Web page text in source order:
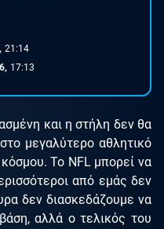
21:14
17:13
και η στήλη δεν θα
μεγαλύτερο αθλητικό
Το NFL μπορεί να
από εμάς δεν
δεν διασκεδάζουμε να
αλλά ο τελικός του